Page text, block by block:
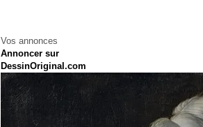
Vos annonces
Annoncer sur
DessinOriginal.com